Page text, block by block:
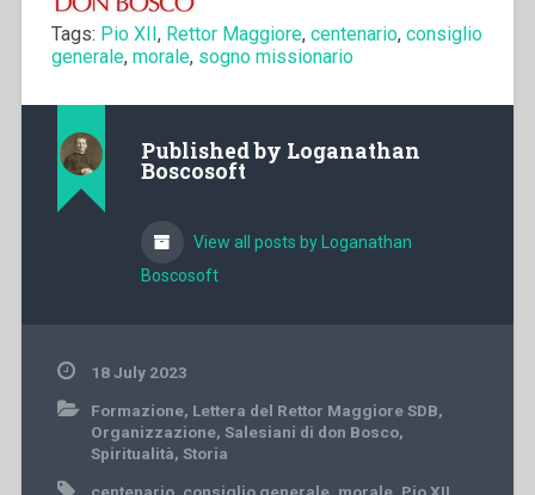
Tags: Pio XII, Rettor Maggiore, centenario, consiglio
generale, morale, sogno missionario
Published by Loganathan
Boscosoft
View all posts by Loganathan
Boscosoft
18 July 2023
Formazione, Lettera del Rettor Maggiore SDB,
Organizzazione, Salesiani di don Bosco,
Spiritualità, Storia
centenario, consiglio generale, morale, Pio XII,